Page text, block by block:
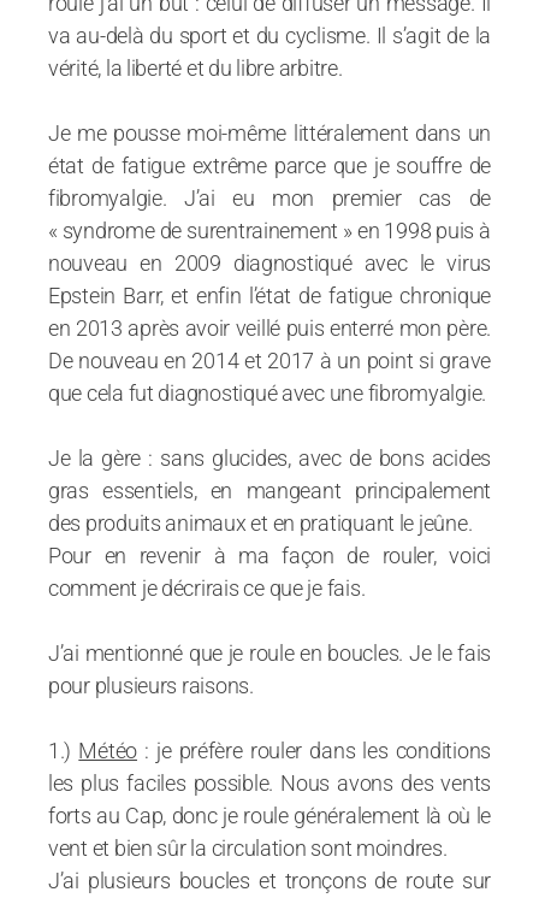
va au-delà du sport et du cyclisme. Il s’agit de la
vérité, la liberté et du libre arbitre.
Je me pousse moi-même littéralement dans un
état de fatigue extrême parce que je souffre de
fibromyalgie. J’ai eu mon premier cas de
« syndrome de surentrainement » en 1998 puis à
nouveau en 2009 diagnostiqué avec le virus
Epstein Barr, et enfin l’état de fatigue chronique
en 2013 après avoir veillé puis enterré mon père.
De nouveau en 2014 et 2017 à un point si grave
que cela fut diagnostiqué avec une fibromyalgie.
Je la gère : sans glucides, avec de bons acides
gras essentiels, en mangeant principalement
des produits animaux et en pratiquant le jeûne.
Pour en revenir à ma façon de rouler, voici
comment je décrirais ce que je fais.
J’ai mentionné que je roule en boucles. Je le fais
pour plusieurs raisons.
1.) Météo: je préfère rouler dans les conditions
les plus faciles possible. Nous avons des vents
forts au Cap, donc je roule généralement là où le
vent et bien sûr la circulation sont moindres.
J’ai plusieurs boucles et tronçons de route sur